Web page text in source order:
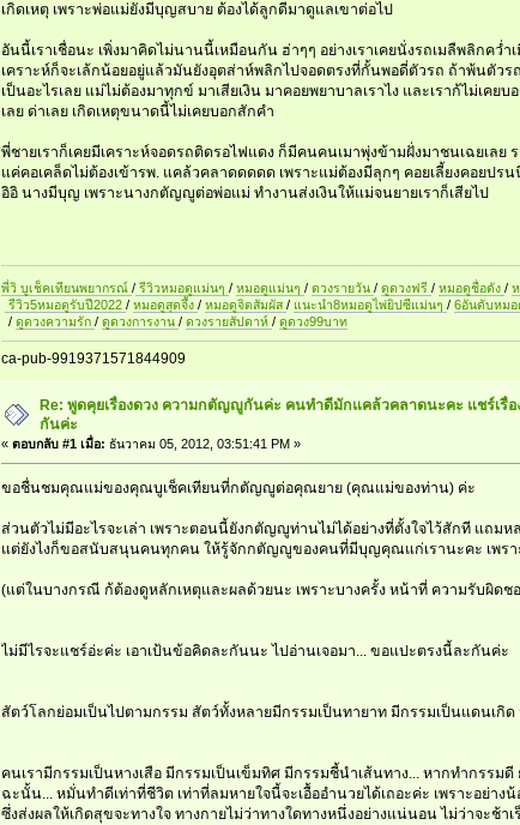
เกิดเหตุ เพราะพ่อแม่ยังมีบุญสบาย ต้องได้ลูกดีมาดูแลเขาต่อไป
อันนี้เราเชื่อนะ เพิ่งมาคิดไม่นานนี้เหมือนกัน ฮ่าๆๆ อย่างเราเคยนั่งรถเมลืพลิกค
เคราะห์ก็จะเล้กน้อยอยู่แล้วมันยังอุตส่าห์พลิกไปจอดตรงที่กั้นพอดี่ตัวรถ ถ้าพ้นตัว
เป็นอะไรเลย แม่ไม่ต้องมาทุกข์ มาเสียเงิน มาคอยพยาบาลเราไง และเราก้ไม่เ
เลย ด่าเลย เกิดเหตุขนาดนี้ไม่เคยบอกสักคำ
พี่ชายเราก็เคยมีเคราะห์จอดรถติดรอไฟแดง ก็มีคนคนเมาพุ่งข้ามฝั่งมาชนเฉยเ
แค่คอเคล็ดไม่ต้องเข้ารพ. แคล้วคลาดดดดด เพราะแม่ต้องมีลุกๆ คอยเลี้ยงคอยปร
อิอิ นางมีบุญ เพราะนางกตัญญูต่อพ่อแม่ ทำงานส่งเงินให้แม่จนยายเราก็เสียไป
พี่วิ บูเช็คเทียนพยากรณ์/ รีวิวหมอดูแม่นๆ/หมอดูแม่นๆ/ดวงรายวัน/ดูดวงฟรี/หมอดูชื่อดัง/
รีวิว5หมอดูรับปี2022/หมอดูสุดจึ้ง/หมอดูจิตสัมผัส/ แนะนำ8หมอดูไพ่ยิปซีแม่นๆ/6อันดับหมอ
/ดูดวงความรัก/ดูดวงการงาน/ดวงรายสัปดาห์/ดูดวง99บาท
ca-pub-9919371571844909
Re: พูดคุยเรื่องดวง ความกตัญญูกันค่ะ คนทำดีมักแคล้วคลาดนะคะ แชร์เรื่อ
กันค่ะ
«ตอบกลับ #1 เมื่อ: ธันวาคม 05, 2012, 03:51:41 PM »
ขอชื่นชมคุณแม่ของคุณบูเช็คเทียนที่กตัญญูต่อคุณยาย (คุณแม่ของท่าน) ค่ะ
ส่วนตัวไม่มีอะไรจะเล่า เพราะตอนนี้ยังกตัญญูท่านไม่ได้อย่างที่ตั้งใจไว้สักที แถม
แต่ยังไงก็ขอสนับสนุนคนทุกคน ให้รู้จักกตัญญูของคนที่มีบุญคุณแก่เรานะคะ เพ
(แต่ในบางกรณี ก้ต้องดูหลักเหตุและผลด้วยนะ เพราะบางครั้ง หน้าที่ ความรับผิ
ไม่มีไรจะแชร์อ่ะค่ะ เอาเป้นข้อคิดละกันนะ ไปอ่านเจอมา... ขอแปะตรงนี้ละกันค่ะ
สัตว์โลกย่อมเป็นไปตามกรรม สัตว์ทั้งหลายมีกรรมเป็นทายาท มีกรรมเป็นแดนเกิ
คนเรามีกรรมเป็นหางเสือ มีกรรมเป็นเข็มทิศ มีกรรมชี้นำเส้นทาง... หากทำกรรม
ฉะนั้น... หมั่นทำดีเท่าที่ชีวิต เท่าที่ลมหายใจนี้จะเอื้ออำนวยได้เถอะค่ะ เพราะอย่า
ซึ่งส่งผลให้เกิดสุขจะทางใจ ทางกายไม่ว่าทางใดทางหนึ่งอย่างแน่นอน ไม่ว่าจะช้าเ